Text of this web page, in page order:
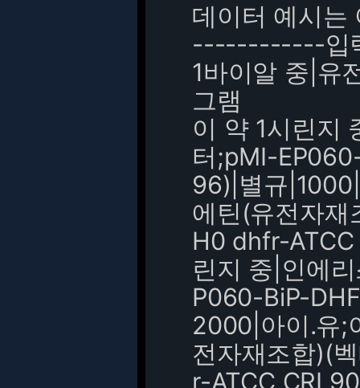
데이터 예시는
------------
1바이알 중|유
그램
이 약 1시린지
터;pMI-
96)|별규
에틴(유전자
H0 dhfr-
린지 중|인에
P060-BiP-
2000|아이.유;
전자재조합)(
r-ATCC